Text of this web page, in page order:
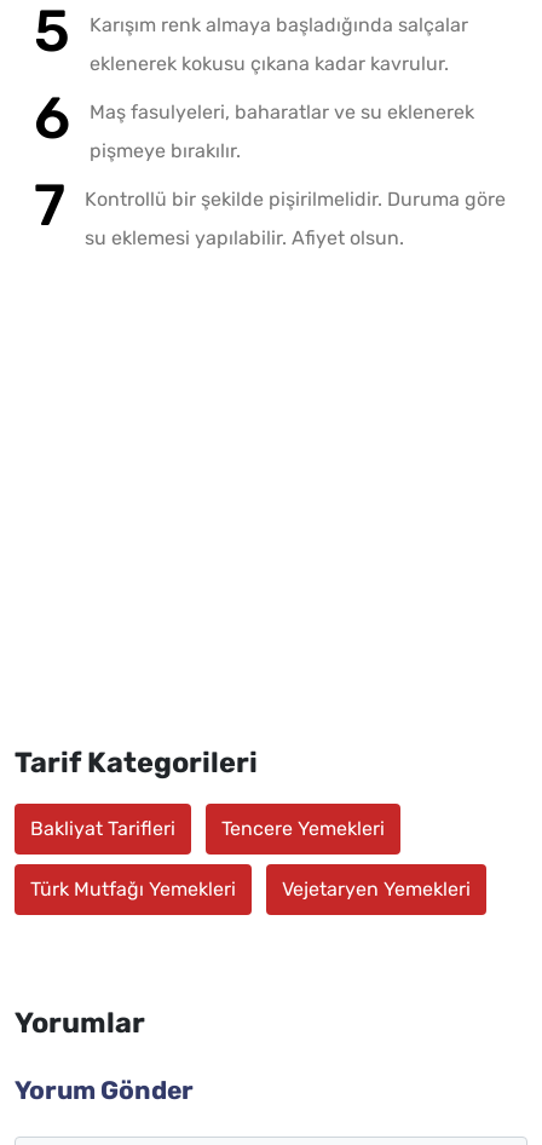
Karışım renk almaya başladığında salçalar
eklenerek kokusu çıkana kadar kavrulur.
Maş fasulyeleri, baharatlar ve su eklenerek
pişmeye bırakılır.
Kontrollü bir şekilde pişirilmelidir. Duruma göre
su eklemesi yapılabilir. Afiyet olsun.
Tarif Kategorileri
Bakliyat Tarifleri Tencere Yemekleri
Türk Mutfağı Yemekleri Vejetaryen Yemekleri
Yorumlar
Yorum Gönder